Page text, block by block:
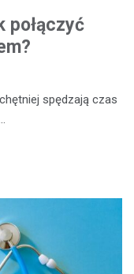
połączyć
spędzają czas